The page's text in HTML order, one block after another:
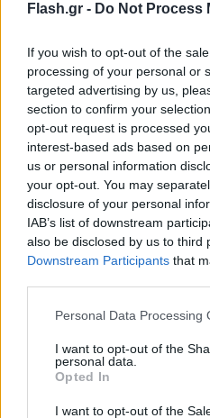
Flash.gr - Do Not Process
If you wish to opt-out of the
processing of your personal or
targeted advertising by us,
section to confirm your
opt-out request is processed
interest-based ads based on
us or personal information
your opt-out. You may
disclosure of your personal
IAB’s list of downstream
also be disclosed by us to third
Downstream Participants that
Please note that this website/
not limited to your visit or
grant or deny consent to
use your data for below
consent section.
Personal Data Processing
I want to opt-out of the
personal data.
Opted In
I want to opt-out of the
Στον εισαγγελέα ο
ελικόπτερου που
Σαρακήνικο για
10.08.2026